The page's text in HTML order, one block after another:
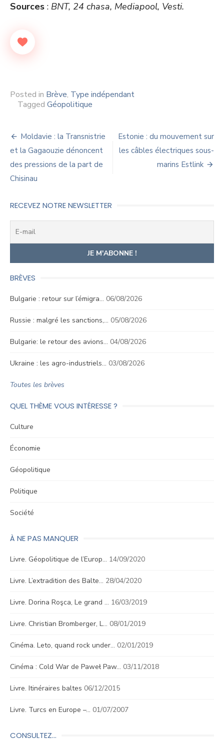
Sources : BNT, 24 chasa, Mediapool, Vesti.
Posted in Brève, Type indépendant
Tagged Géopolitique
Navigation
de
l’article
Moldavie : la Transnistrie
et la Gagaouzie dénoncent
des pressions de la part de
Chisinau
Estonie : du mouvement sur
les câbles électriques sous-
marins Estlink
RECEVEZ NOTRE NEWSLETTER
BRÈVES
Bulgarie : retour sur l’émigra… 06/08/2026
Russie : malgré les sanctions,… 05/08/2026
Bulgarie: le retour des avions… 04/08/2026
Ukraine : les agro-industriels… 03/08/2026
Toutes les brèves
QUEL THÈME VOUS INTÉRESSE ?
Culture
Économie
Géopolitique
Politique
Société
À NE PAS MANQUER
Livre. Géopolitique de l’Europ… 14/09/2020
Livre. L’extradition des Balte… 28/04/2020
Livre. Dorina Roşca, Le grand … 16/03/2019
Livre. Christian Bromberger, L… 08/01/2019
Cinéma. Leto, quand rock under… 02/01/2019
Cinéma : Cold War de Paweł Paw… 03/11/2018
Livre. Itinéraires baltes 06/12/2015
Livre. Turcs en Europe –… 01/07/2007
CONSULTEZ…